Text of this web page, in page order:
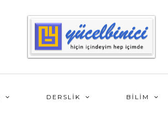
DERSLİK BİLİM